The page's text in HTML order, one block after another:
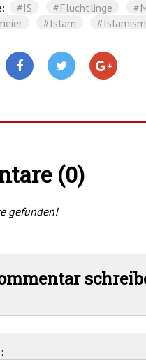
#IS #Flüchtlinge
#Islam
(0)
gefunden!